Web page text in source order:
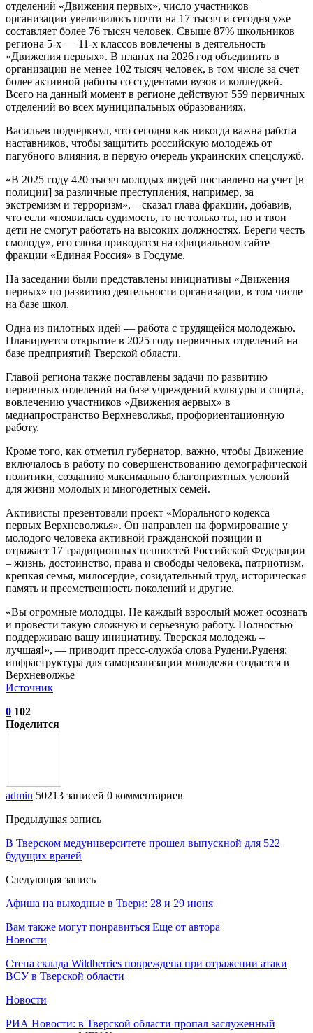
отделений «Движения первых», число участников
организации увеличилось почти на 17 тысяч и сегодня уже
составляет более 76 тысяч человек. Свыше 87% школьников
региона 5-х — 11-х классов вовлечены в деятельность
«Движения первых». В планах на 2026 год объединить в
организации не менее 102 тысяч человек, в том числе за счет
более активной работы со студентами вузов и колледжей.
Всего на данный момент в регионе действуют 559 первичных
отделений во всех муниципальных образованиях.
Васильев подчеркнул, что сегодня как никогда важна работа
наставников, чтобы защитить российскую молодежь от
пагубного влияния, в первую очередь украинских спецслужб.
«В 2025 году 420 тысяч молодых людей поставлено на учет [в
полиции] за различные преступления, например, за
экстремизм и терроризм», – сказал глава фракции, добавив,
что если «появилась судимость, то не только ты, но и твои
дети не смогут работать на высоких должностях. Береги честь
смолоду», его слова приводятся на официальном сайте
фракции «Единая Россия» в Госдуме.
На заседании были представлены инициативы «Движения
первых» по развитию деятельности организации, в том числе
на базе школ.
Одна из пилотных идей — работа с трудящейся молодежью.
Планируется открытие в 2025 году первичных отделений на
базе предприятий Тверской области.
Главой региона также поставлены задачи по развитию
первичных отделений на базе учреждений культуры и спорта,
вовлечению участников «Движения аервых» в
медиапространство Верхневолжья, профориентационную
работу.
Кроме того, как отметил губернатор, важно, чтобы Движение
включалось в работу по совершенствованию демографической
политики, созданию максимально благоприятных условий
для жизни молодых и многодетных семей.
Активисты презентовали проект «Морального кодекса
первых Верхневолжья». Он направлен на формирование у
молодого человека активной гражданской позиции и
отражает 17 традиционных ценностей Российской Федерации
– жизнь, достоинство, права и свободы человека, патриотизм,
крепкая семья, милосердие, созидательный труд, историческая
память и преемственность поколений и другие.
«Вы огромные молодцы. Не каждый взрослый может осознать
и провести такую сложную и серьезную работу. Полностью
поддерживаю вашу инициативу. Тверская молодежь –
лучшая!», — приводит пресс-служба слова Рудени.Руденя:
инфраструктура для самореализации молодежи создается в
Верхневолжье
Источник
0 102
Поделится
admin 50213 записей 0 комментариев
Предыдущая запись
В Тверском медуниверситете прошел выпускной для 522
будущих врачей
Следующая запись
Афиша на выходные в Твери: 28 и 29 июня
Вам также могут понравиться Еще от автора
Новости
Стена склада Wildberries повреждена при отражении атаки
ВСУ в Тверской области
Новости
РИА Новости: в Тверской области пропал заслуженный